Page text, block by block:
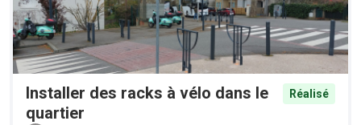
Installer des racks à vélo dans le
quartier
Réalisé